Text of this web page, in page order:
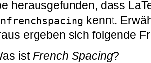
herausgefunden, dass
kennt.
ergeben sich folgende
istFrench Spacing?